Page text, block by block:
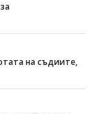
на съдиите,